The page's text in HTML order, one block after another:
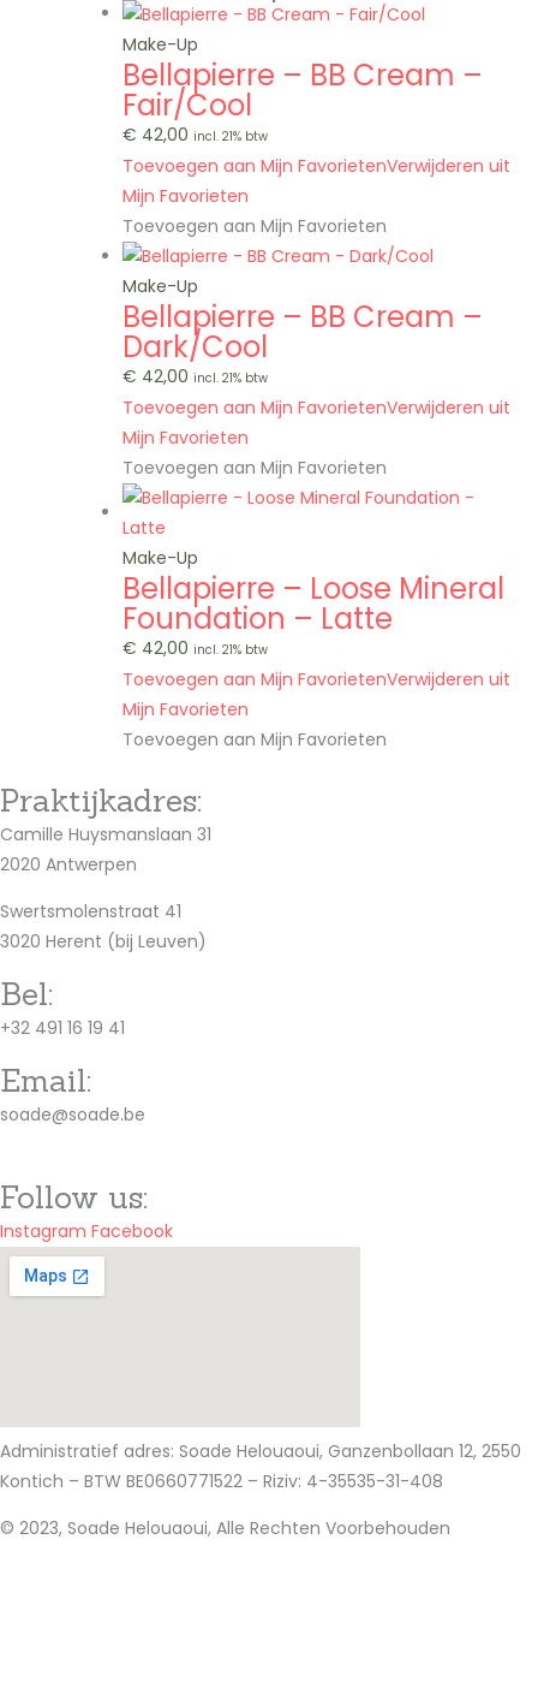
Make-Up
Bellapierre – BB Cream –
Fair/Cool
€ 42,00 incl. 21% btw
Toevoegen aan Mijn FavorietenVerwijderen uit
Mijn Favorieten
Toevoegen aan Mijn Favorieten
Make-Up
Bellapierre – BB Cream –
Dark/Cool
€ 42,00 incl. 21% btw
Toevoegen aan Mijn FavorietenVerwijderen uit
Mijn Favorieten
Toevoegen aan Mijn Favorieten
Make-Up
Bellapierre – Loose Mineral
Foundation – Latte
€ 42,00 incl. 21% btw
Toevoegen aan Mijn FavorietenVerwijderen uit
Mijn Favorieten
Toevoegen aan Mijn Favorieten
Praktijkadres:
Camille Huysmanslaan 31
2020 Antwerpen
Swertsmolenstraat 41
3020 Herent (bij Leuven)
Bel:
+32 491 16 19 41
Email:
soade@soade.be
Follow us:
Instagram Facebook
Administratief adres: Soade Helouaoui, Ganzenbollaan 12, 2550
Kontich – BTW BE0660771522 – Riziv: 4-35535-31-408
© 2023, Soade Helouaoui, Alle Rechten Voorbehouden